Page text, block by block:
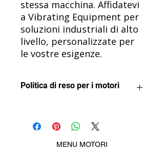
stessa macchina. Affidatevi
a Vibrating Equipment per
soluzioni industriali di alto
livello, personalizzate per
le vostre esigenze.
Politica di reso per i motori
tuo acquisto.
I motori possono essere restituiti
per un rimborso a condizione che
MENU MOTORI